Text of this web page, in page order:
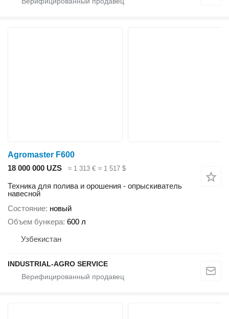
Agromaster F600
18 000 000 UZS
≈ 1 313 € ≈ 1 517 $
Техника для полива и орошения - опрыскиватель
навесной
Состояние новый
Объем бункера 600 л
Узбекистан
INDUSTRIAL-AGRO SERVICE